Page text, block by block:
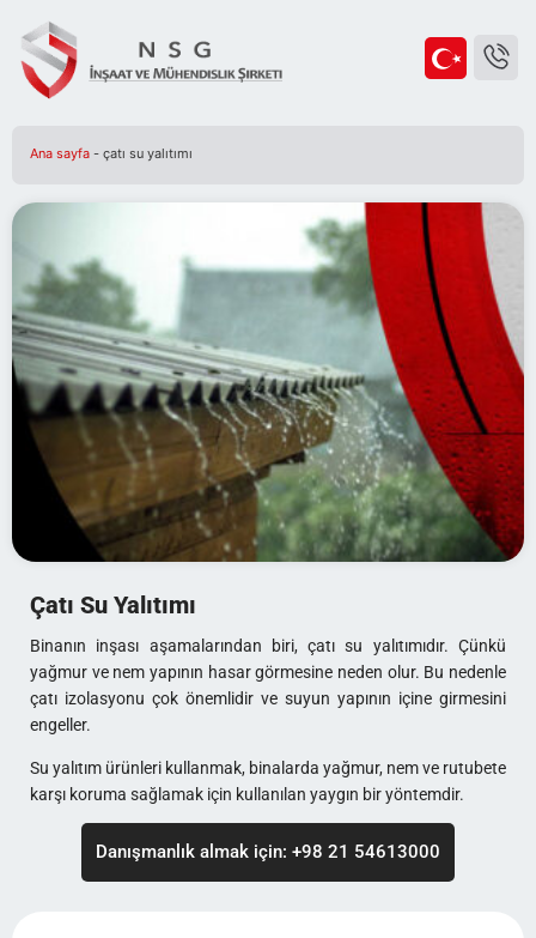
Ana sayfa - çatı su yalıtımı
Çatı Su Yalıtımı
Binanın inşası aşamalarından biri, çatı su yalıtımıdır. Çünkü
yağmur ve nem yapının hasar görmesine neden olur. Bu nedenle
çatı izolasyonu çok önemlidir ve suyun yapının içine girmesini
engeller.
Su yalıtım ürünleri kullanmak, binalarda yağmur, nem ve rutubete
karşı koruma sağlamak için kullanılan yaygın bir yöntemdir.
Danışmanlık almak için: +98 21 54613000